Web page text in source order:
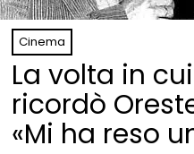
Cinema
La volta in
ricordò
«Mi ha reso